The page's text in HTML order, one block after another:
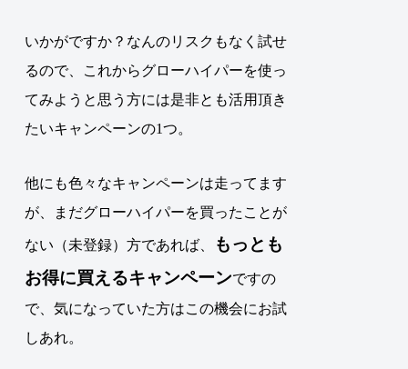
いかがですか？なんのリスクもなく試せ
るので、これからグローハイパーを使っ
てみようと思う方には是非とも活用頂き
たいキャンペーンの1つ。
他にも色々なキャンペーンは走ってます
が、まだグローハイパーを買ったことが
ない（未登録）方であれば、
もっとも
お得に買えるキャンペーンですの
で、気になっていた方はこの機会にお試
しあれ。